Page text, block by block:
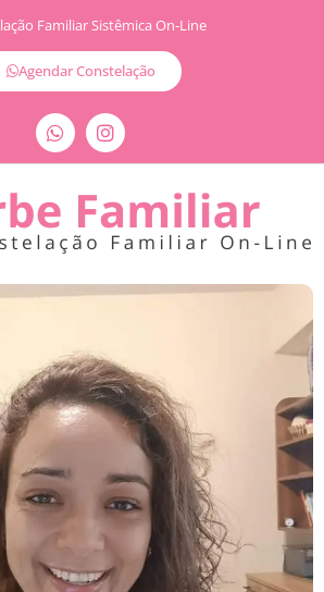
Familiar Sistêmica On-Line
Agendar Constelação